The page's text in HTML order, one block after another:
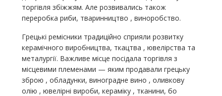
торгівля збіжжям. Але розвивались також
переробка риби, тваринництво , виноробство.
Грецькі ремісники традиційно сприяли розвитку
керамічного виробництва, ткацтва , ювелірства та
металургії. Важливе місце посідала торгівля з
місцевими племенами — яким продавали грецьку
зброю , обладунки, виноградне вино , оливкову
олію , ювелірні вироби, кераміку , тканини, бо